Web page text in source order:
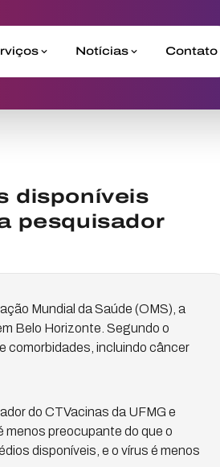
Notícias Contato
disponíveis
pesquisador
Mundial da Saúde (OMS), a
Belo Horizonte. Segundo o
comorbidades, incluindo câncer
do CTVacinas da UFMG e
menos preocupante do que o
disponíveis, e o vírus é menos